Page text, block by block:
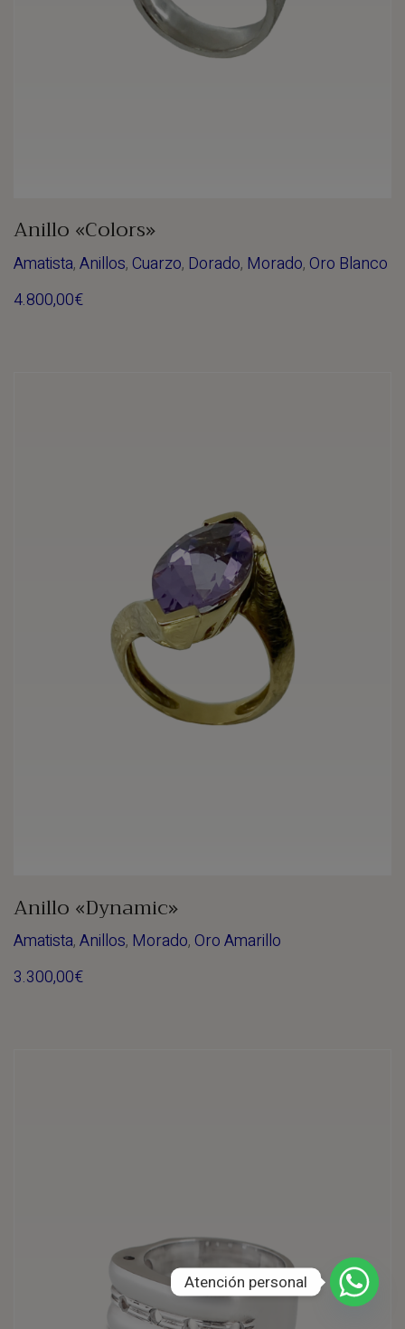
Anillo «Colors»
Amatista,Anillos,Cuarzo, Dorado, Morado,Oro Blanco
4.800,00€
Anillo «Dynamic»
Amatista,Anillos, Morado,Oro Amarillo
3.300,00€
Atención personal